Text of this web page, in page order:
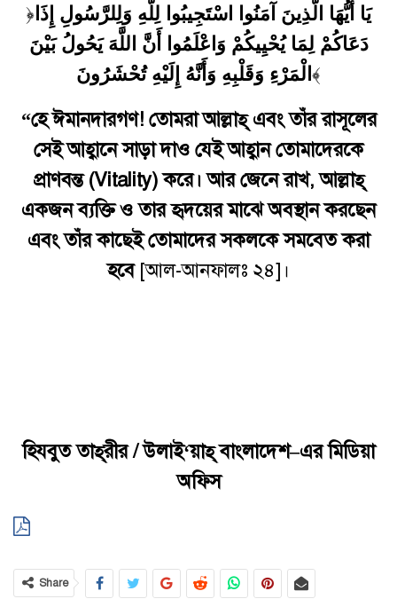
﴿يَا أَيُّهَا الَّذِينَ آمَنُوا اسْتَجِيبُوا لِلَّهِ وَلِلرَّسُولِ إِذَا
دَعَاكُمْ لِمَا يُحْيِيكُمْ وَاعْلَمُوا أَنَّ اللَّهَ يَحُولُ بَيْنَ
الْمَرْءِ وَقَلْبِهِ وَأَنَّهُ إِلَيْهِ تُحْشَرُونَ﴾
“হে ঈমানদারগণ! তোমরা আল্লাহ্‌এবং তাঁর রাসূলের
সেই আহ্বানে সাড়া দাও যেই আহ্বান তোমাদেরকে
প্রাণবন্ত(Vitality) করে। আর জেনে রাখ,আল্লাহ্
একজন ব্যক্তি ও তার হৃদয়ের মাঝে অবস্থান করছেন
এবং তাঁর কাছেই তোমাদের সকলকে সমবেত করা
হবে[আল-আনফালঃ ২৪]।
হিযবুত তাহ্রীর/ উলাই‘য়াহ্‌ বাংলাদেশ–এর মিডিয়া
অফিস
Share